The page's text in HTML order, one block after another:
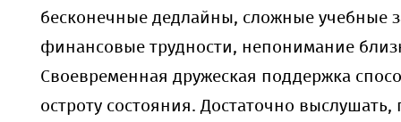
бесконечные дедлайны, сложные учебные
финансовые трудности, непонимание
Своевременная дружеская поддержка
остроту состояния. Достаточно